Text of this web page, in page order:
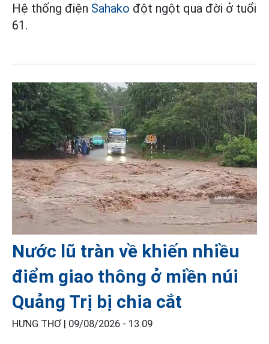
Hệ thống điện Sahako đột ngột qua đời ở tuổi
61.
Nước lũ tràn về khiến nhiều
điểm giao thông ở miền núi
Quảng Trị bị chia cắt
HƯNG THƠ | 09/08/2026 - 13:09